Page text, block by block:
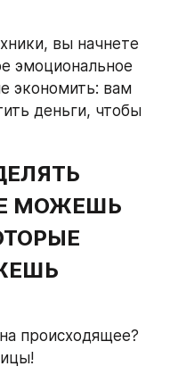
вы начнете
эмоциональное
экономить: вам
деньги, чтобы
МОЖЕШЬ
происходящее?